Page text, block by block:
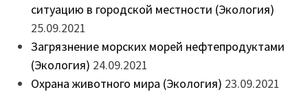
ситуацию в городской местности (Экология)
25.09.2021
Загрязнение морских морей нефтепродуктами
(Экология) 24.09.2021
Охрана животного мира (Экология) 23.09.2021